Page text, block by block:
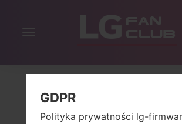
Włącz
GDPR
Polityka prywatności lg-